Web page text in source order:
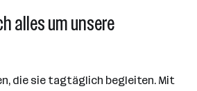
alles um unsere
die sie tagtäglich begleiten. Mit